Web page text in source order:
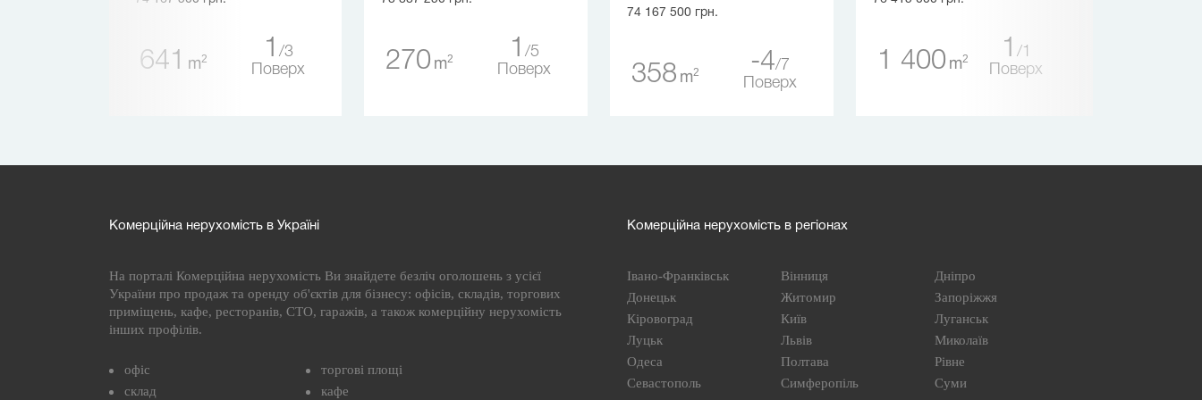
641 m2 1
3
Поверх
270 m2 1
5
Поверх
74 167 500 грн.
358 m2 -4
7
Поверх
1 400 m2 1
1
Поверх
Комерційна нерухомість в Україні
На порталі Комерційна нерухомість Ви знайдете безліч оголошень з усієї
України про продаж та оренду об'єктів для бізнесу: офісів, складів, торгових
приміщень, кафе, ресторанів, СТО, гаражів, а також комерційну нерухомість
інших профілів.
офіс
торгові площі
склад
кафе
Комерційна нерухомість в регіонах
Івано-Франківськ Вінниця
Дніпро
Донецьк
Житомир
Запоріжжя
Кіровоград
Київ
Луганськ
Луцьк
Львів
Миколаїв
Одеса
Полтава
Рівне
Севастополь
Симферопіль
Суми